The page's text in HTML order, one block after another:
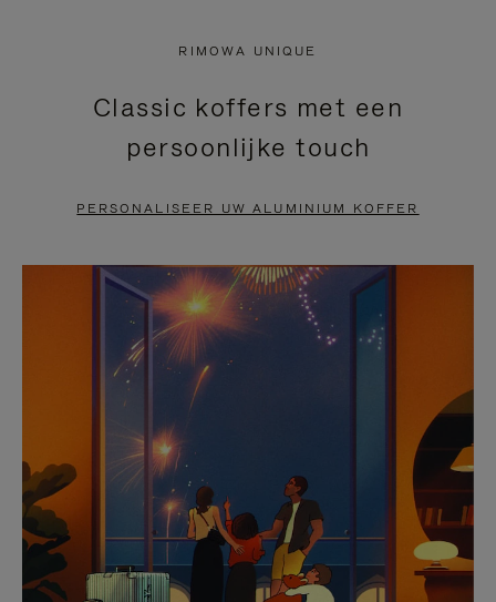
DRUK
OM
PAUZEREN
VIDEO
IS
UITGESCHAKELD.
HIER
OM
HET
DEMPEN
OP
TE
HEFFEN
RIMOWA UNIQUE
Classic koffers met een
persoonlijke touch
PERSONALISEER UW ALUMINIUM KOFFER